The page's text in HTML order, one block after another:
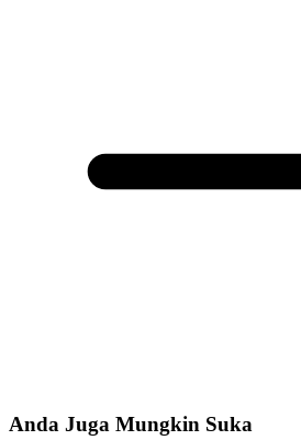
Anda Juga Mungkin Suka